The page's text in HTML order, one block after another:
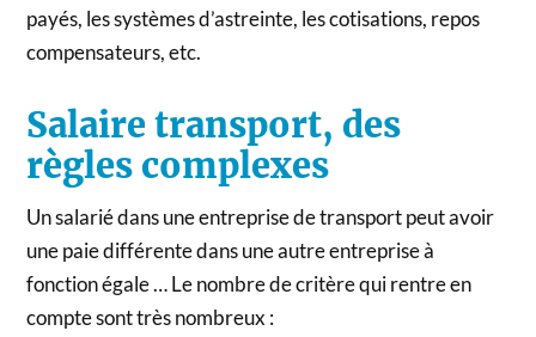
payés, les systèmes d’astreinte, les cotisations, repos
compensateurs, etc.
Salaire transport, des
règles complexes
Un salarié dans une entreprise de transport peut avoir
une paie différente dans une autre entreprise à
fonction égale … Le nombre de critère qui rentre en
compte sont très nombreux :